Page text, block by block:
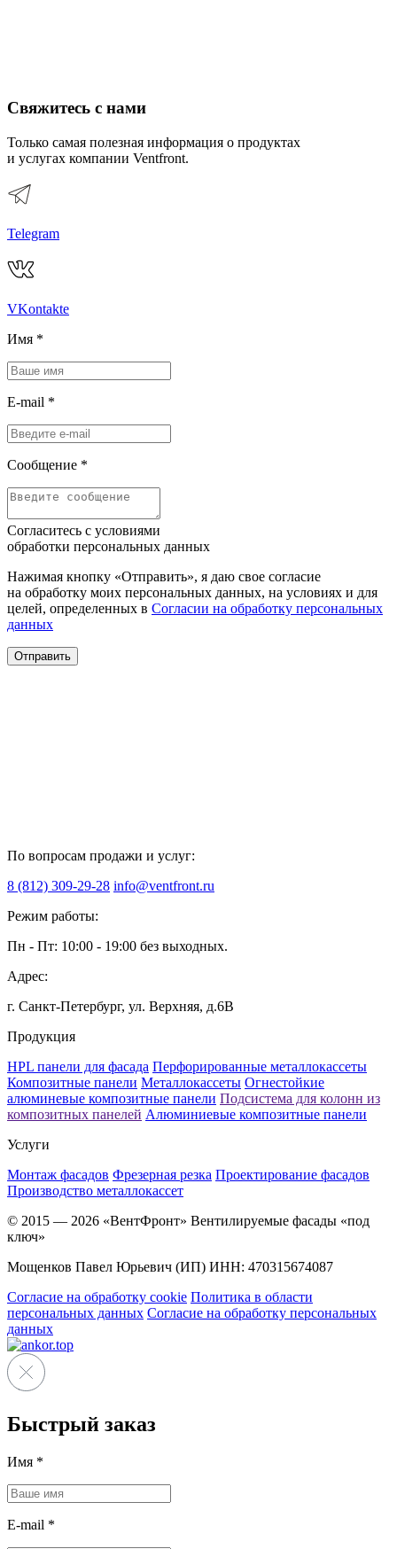
Свяжитесь с нами
Только самая полезная информация о продуктах
и услугах компании Ventfront.
Telegram
VKontakte
Имя *
E-mail *
Сообщение *
Согласитесь с условиями
обработки персональных данных
Нажимая кнопку «Отправить», я даю свое согласие
на обработку моих персональных данных, на условиях и для
целей, определенных в Согласии на обработку персональных
данных
Отправить
По вопросам продажи и услуг:
8 (812) 309-29-28 info@ventfront.ru
Режим работы:
Пн - Пт: 10:00 - 19:00 без выходных.
Адрес:
г. Санкт-Петербург, ул. Верхняя, д.6B
Продукция
HPL панели для фасада Перфорированные металлокассеты
Композитные панели Металлокассеты Огнестойкие
алюминевые композитные панели Подсистема для колонн из
композитных панелей Алюминиевые композитные панели
Услуги
Монтаж фасадов Фрезерная резка Проектирование фасадов
Производство металлокассет
© 2015 — 2026 «ВентФронт» Вентилируемые фасады «под
ключ»
Мощенков Павел Юрьевич (ИП) ИНН: 470315674087
Согласие на обработку cookie Политика в области
персональных данных Согласие на обработку персональных
данных
Быстрый заказ
Имя *
E-mail *